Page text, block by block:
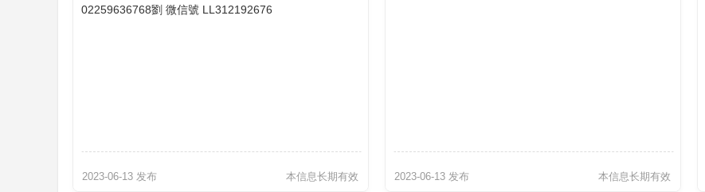
02259636768劉 微信號 LL312192676
本信息长期有效
2023-06-13 发布 本信息长期有效
2023-06-13 发布